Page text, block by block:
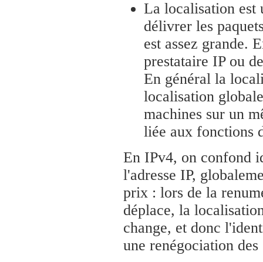
La localisation est
délivrer les
est assez grande.
prestataire IP ou
En général la
localisation
machines sur un
liée aux fonctions
En IPv4, on confond
l'adresse IP,
prix : lors de la
déplace, la
change, et donc
une renégociation